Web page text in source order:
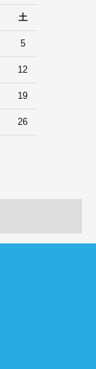
土
5
12
19
26